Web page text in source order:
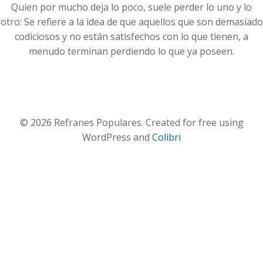
Quien por mucho deja lo poco, suele perder lo uno y lo
otro: Se refiere a la idea de que aquellos que son demasiado
codiciosos y no están satisfechos con lo que tienen, a
menudo terminan perdiendo lo que ya poseen.
© 2026 Refranes Populares. Created for free using
WordPress and Colibri